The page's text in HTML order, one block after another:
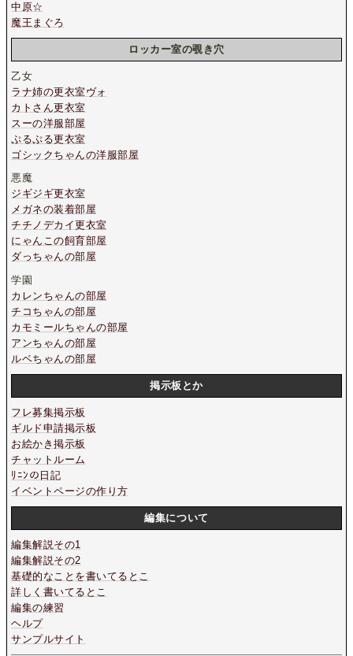
中原☆
魔王まぐろ
ロッカー室の覗き穴
乙女
ラナ姉の更衣室ヴォ
カトさん更衣室
スーの洋服部屋
ぷるぷる更衣室
ゴシックちゃんの洋服部屋
悪魔
ジギジギ更衣室
メガネの装着部屋
チチノデカイ更衣室
にゃんこの飼育部屋
ダっちゃんの部屋
学園
カレンちゃんの部屋
チコちゃんの部屋
カモミールちゃんの部屋
アンちゃんの部屋
ルベちゃんの部屋
掲示板とか
フレ募集掲示板
ギルド申請掲示板
お絵かき掲示板
チャットルーム
ﾘﾆﾝの日記
イベントページの作り方
編集について
編集解説その1
編集解説その2
基礎的なことを書いてるとこ
詳しく書いてるとこ
編集の練習
ヘルプ
サンプルサイト